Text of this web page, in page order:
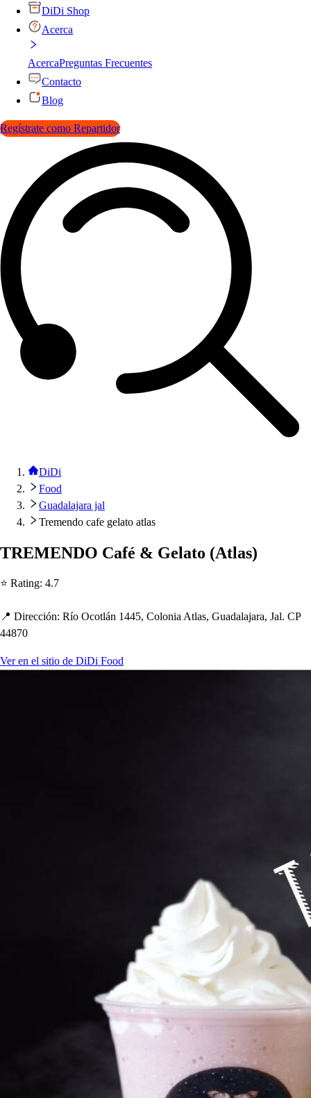
DiDi Shop
Acerca
AcercaPreguntas Frecuentes
Contacto
Blog
Regístrate como Repartidor
DiDi
Food
Guadalajara jal
Tremendo cafe gelato atlas
TREMENDO Café & Gelato (Atlas)
⭐ Rating: 4.7
📍 Dirección: Río Ocotlán 1445, Colonia Atlas, Guadalajara, Jal. CP
44870
Ver en el sitio de DiDi Food